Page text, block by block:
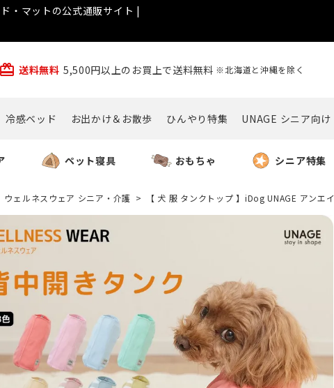
・マットの公式通販サイト |
card_giftcard 送料無料 5,500円以上のお買上で送料無料 ※北海道と沖縄を除く
冷感ベッド お出かけ＆お散歩 ひんやり特集 UNAGE シニア向け
ペット寝具 おもちゃ シニア特集
ウェルネスウェア シニア・介護 【 犬 服 タンクトップ 】iDog UNAGE アンエ